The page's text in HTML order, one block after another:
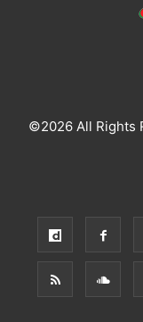
©2026 All Rights